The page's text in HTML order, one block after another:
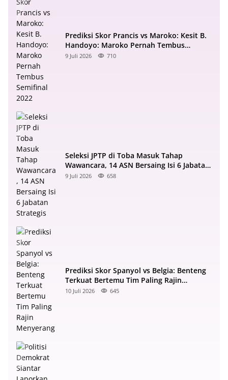
Prediksi Skor Prancis vs Maroko: Kesit B.
Handoyo: Maroko Pernah Tembus
Semifinal 2022
9 Juli 2026 710
Seleksi JPTP di Toba Masuk Tahap
Wawancara, 14 ASN Bersaing Isi 6 Jabatan
Strategis
9 Juli 2026 658
Prediksi Skor Spanyol vs Belgia: Benteng
Terkuat Bertemu Tim Paling Rajin
Menyerang
10 Juli 2026 645